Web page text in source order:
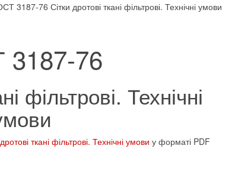
3187-76 Сітки дротові ткані фільтрові. Технічні умови
76
фільтрові. Технічні
ткані фільтрові. Технічні умови у форматі PDF